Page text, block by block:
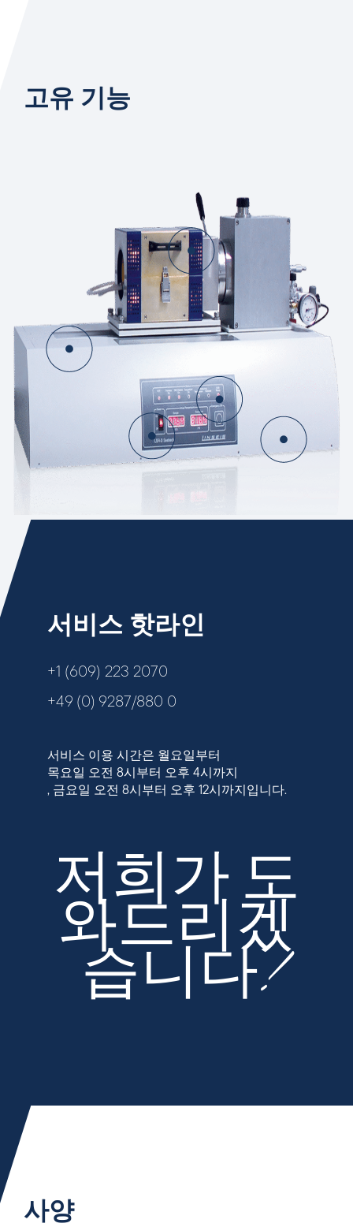
고유 기능
서비스 핫라인
+1 (609) 223 2070
+49 (0) 9287/880 0
서비스 이용 시간은 월요일부터
목요일 오전 8시부터 오후 4시까지
, 금요일 오전 8시부터 오후 12시까지입니다.
저희가 도
와드리겠
습니다!
사양